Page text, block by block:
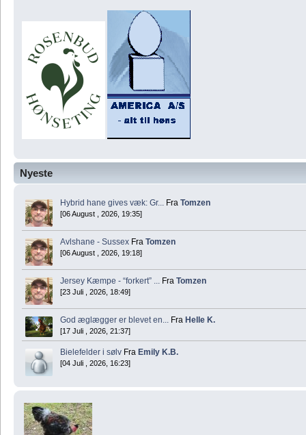
Nyeste
Hybrid hane gives væk: Gr... Fra Tomzen
[06 August , 2026, 19:35]
Avlshane - Sussex Fra Tomzen
[06 August , 2026, 19:18]
Jersey Kæmpe - “forkert” ... Fra Tomzen
[23 Juli , 2026, 18:49]
God æglægger er blevet en... Fra Helle K.
[17 Juli , 2026, 21:37]
Bielefelder i sølv Fra Emily K.B.
[04 Juli , 2026, 16:23]